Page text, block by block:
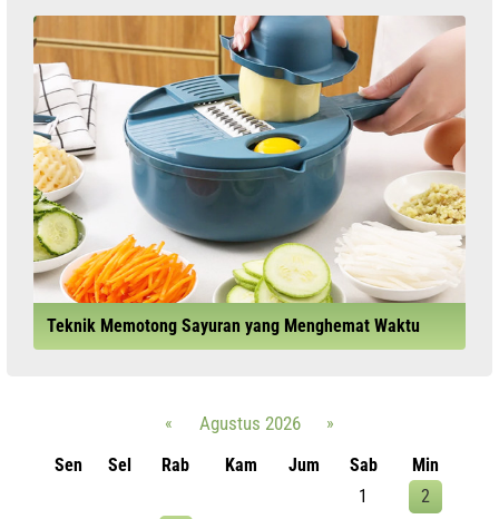
Teknik Memotong Sayuran yang Menghemat Waktu
« Agustus 2026
»
Sen
Sel Rab Kam Jum Sab
Min
1
2